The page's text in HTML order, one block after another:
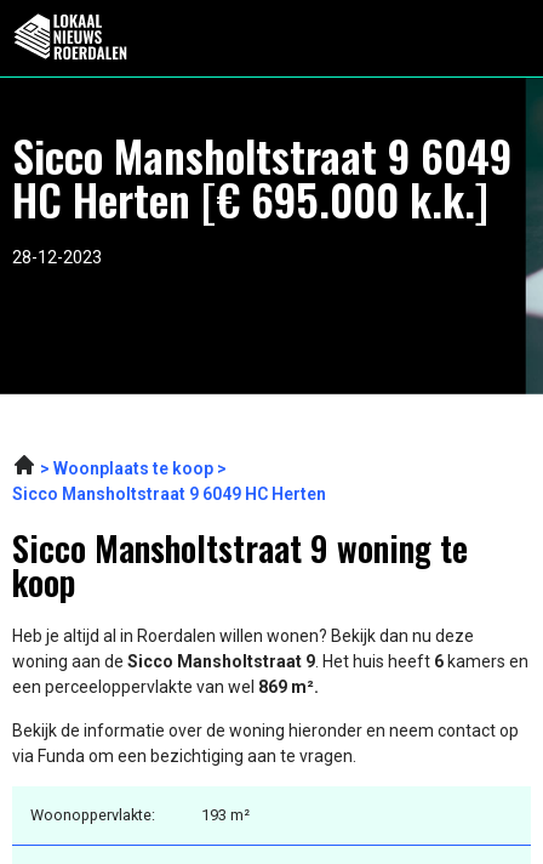
Sicco Mansholtstraat 9 6049
HC Herten [€ 695.000 k.k.]
28-12-2023
Woonplaats te koop
Sicco Mansholtstraat 9 6049 HC Herten
Sicco Mansholtstraat 9 woning te
koop
Heb je altijd al in Roerdalen willen wonen? Bekijk dan nu deze
woning aan de Sicco Mansholtstraat 9. Het huis heeft 6 kamers en
een perceeloppervlakte van wel 869 m².
Bekijk de informatie over de woning hieronder en neem contact op
via Funda om een bezichtiging aan te vragen.
Woonoppervlakte: 193 m²